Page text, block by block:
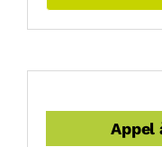
Appel